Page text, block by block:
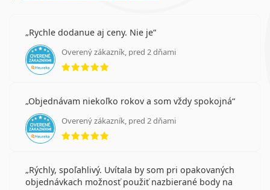
Rychle dodanue aj ceny. Nie je
Overený zákazník, pred 2 dňami
hodnotenie 5 z 5
Objednávam niekoľko rokov a som vždy spokojná
Overený zákazník, pred 2 dňami
hodnotenie 5 z 5
Rýchly, spoľahlivý. Uvítala by som pri opakovaných
objednávkach možnosť použiť nazbierané body na